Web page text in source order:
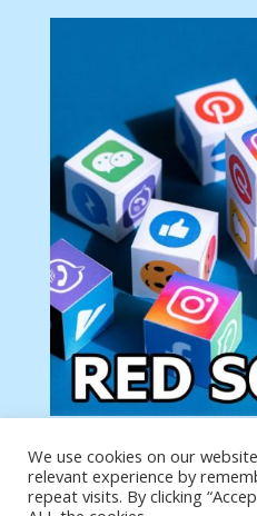
Tu anuncio va aquí
Podemos poner tu anuncio
We use cookies on our
relevant experience by
repeat visits. By clicking